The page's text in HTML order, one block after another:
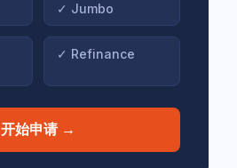
✓ Jumbo
✓ Refinance
开始申请 →